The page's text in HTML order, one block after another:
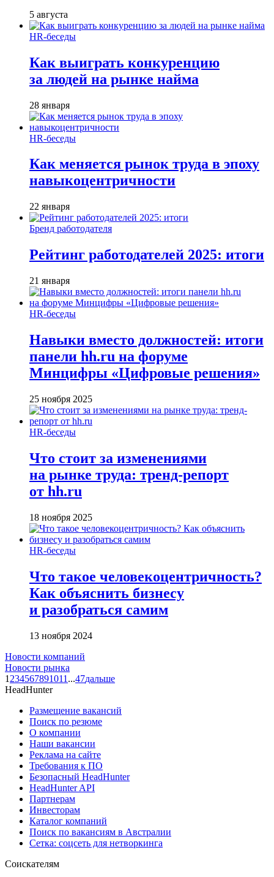
5 августа
HR-беседы
Как выиграть конкуренцию
за людей на рынке найма
28 января
HR-беседы
Как меняется рынок труда в эпоху
навыкоцентричности
22 января
Бренд работодателя
Рейтинг работодателей 2025: итоги
21 января
HR-беседы
Навыки вместо должностей: итоги
панели hh.ru на форуме
Минцифры «Цифровые решения»
25 ноября 2025
HR-беседы
Что стоит за изменениями
на рынке труда: тренд-репорт
от hh.ru
18 ноября 2025
HR-беседы
Что такое человеко­центричность?
Как объяснить бизнесу
и разобраться самим
13 ноября 2024
Новости компаний
Новости рынка
1 234567891011 ...47дальше
HeadHunter
Размещение вакансий
Поиск по резюме
О компании
Наши вакансии
Реклама на сайте
Требования к ПО
Безопасный HeadHunter
HeadHunter API
Партнерам
Инвесторам
Каталог компаний
Поиск по вакансиям в Австралии
Сетка: соцсеть для нетворкинга
Соискателям